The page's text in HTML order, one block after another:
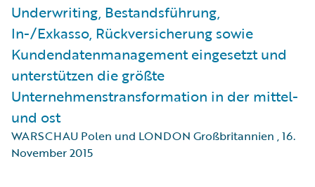
Underwriting, Bestandsführung,
In-/Exkasso, Rückversicherung sowie
Kundendatenmanagement eingesetzt und
unterstützen die größte
Unternehmenstransformation in der mittel-
und ost
WARSCHAU Polen und LONDON Großbritannien ,16.
November 2015